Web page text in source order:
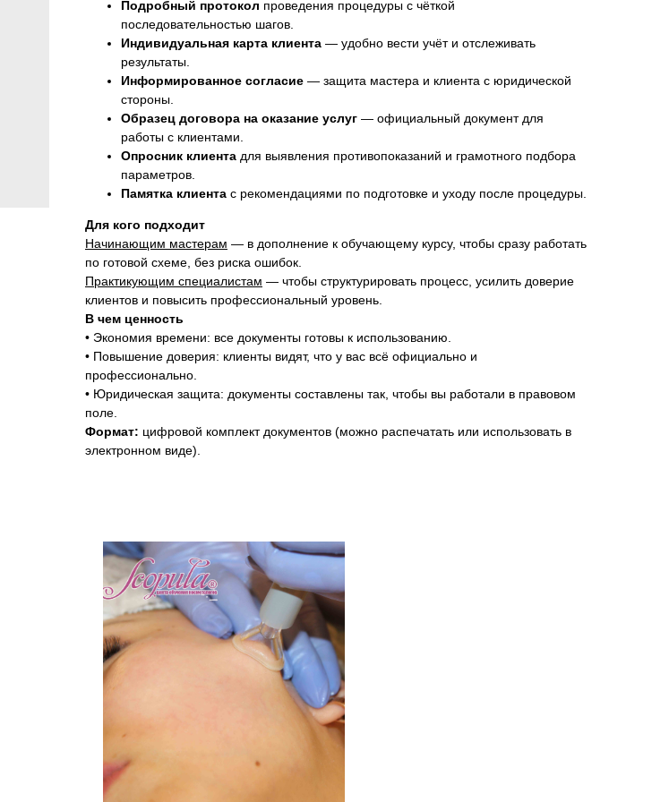
Подробный протокол проведения процедуры с чёткой
последовательностью шагов.
Индивидуальная карта клиента — удобно вести учёт и отслеживать
результаты.
Информированное согласие — защита мастера и клиента с юридической
стороны.
Образец договора на оказание услуг — официальный документ для
работы с клиентами.
Опросник клиента для выявления противопоказаний и грамотного подбора
параметров.
Памятка клиента с рекомендациями по подготовке и уходу после процедуры.
Для кого подходит
Начинающим мастерам — в дополнение к обучающему курсу, чтобы сразу работать
по готовой схеме, без риска ошибок.
Практикующим специалистам — чтобы структурировать процесс, усилить доверие
клиентов и повысить профессиональный уровень.
В чем ценность
• Экономия времени: все документы готовы к использованию.
• Повышение доверия: клиенты видят, что у вас всё официально и
профессионально.
• Юридическая защита: документы составлены так, чтобы вы работали в правовом
поле.
Формат: цифровой комплект документов (можно распечатать или использовать в
электронном виде).